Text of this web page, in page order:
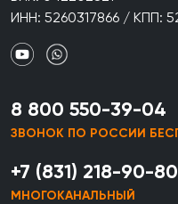
ИНН: 5260317866 / КПП:
8 800 550-39-04
ЗВОНОК ПО РОССИИ
+7 (831) 218-90-80
МНОГОКАНАЛЬНЫЙ